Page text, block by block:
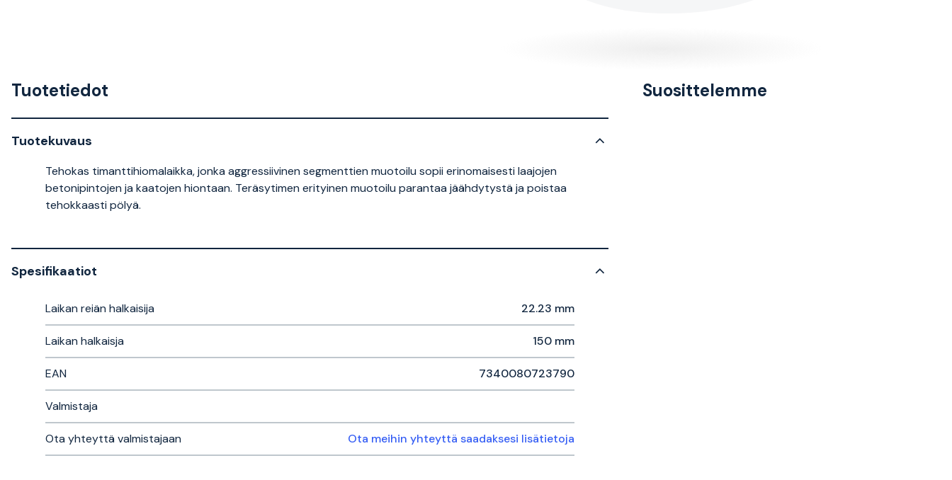
Tuotetiedot
Tuotekuvaus
Tehokas timanttihiomalaikka, jonka aggressiivinen segmenttien muotoilu sopii erinomaisesti laajojen
betonipintojen ja kaatojen hiontaan. Teräsytimen erityinen muotoilu parantaa jäähdytystä ja poistaa
tehokkaasti pölyä.
Spesifikaatiot
Laikan reiän halkaisija 22.23 mm
Laikan halkaisja 150 mm
EAN 7340080723790
Valmistaja
Ota yhteyttä valmistajaan Ota meihin yhteyttä saadaksesi lisätietoja
Suosittelemme